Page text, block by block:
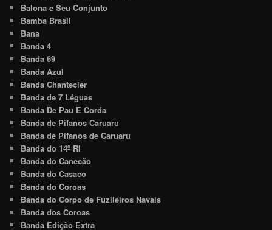
Balona e Seu Conjunto
Bamba Brasil
Bana
Banda 4
Banda 69
Banda Azul
Banda Chantecler
Banda de 7 Léguas
Banda De Pau E Corda
Banda de Pífanos Caruaru
Banda de Pífanos de Caruaru
Banda do 14º RI
Banda do Canecão
Banda do Casaco
Banda do Coroas
Banda do Corpo de Fuzileiros Navais
Banda dos Coroas
Banda Edição Extra